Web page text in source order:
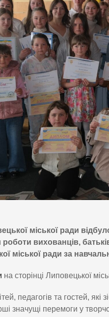
міської ради
роботи вихованців,
міської ради за
на сторінці Липовецької
педагогів та гостей,
значущі перемоги у